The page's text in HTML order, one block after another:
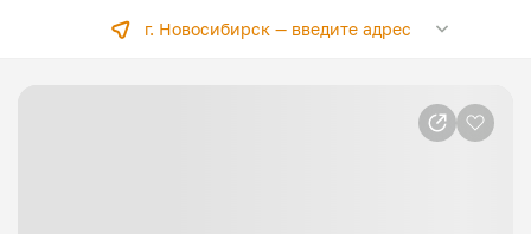
г. Новосибирск —введите адрес